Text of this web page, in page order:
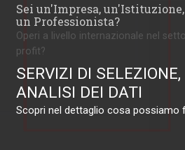
Sei un'Impresa,
un Professionista?
Operi a livello internazionale nel
profit?
SERVIZI DI
ANALISI DEI DATI
Scopri nel dettaglio cosa possiamo